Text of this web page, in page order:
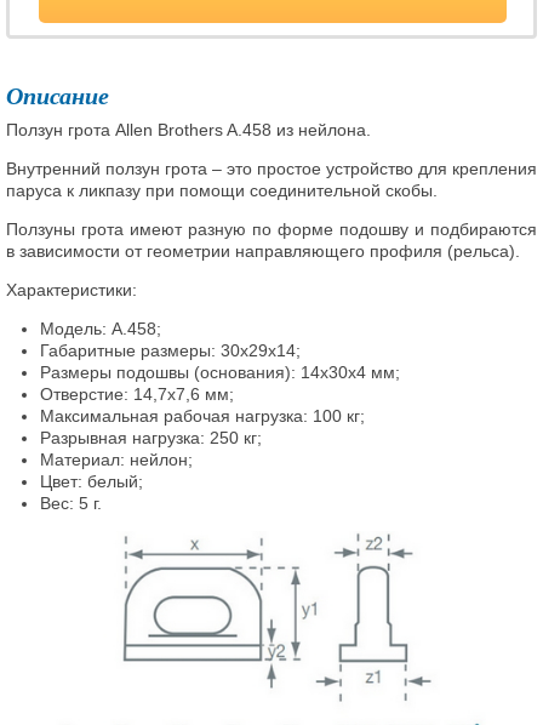
Описание
Ползун грота Allen Brothers A.458 из нейлона.
Внутренний ползун грота – это простое устройство для крепления
паруса к ликпазу при помощи соединительной скобы.
Ползуны грота имеют разную по форме подошву и подбираются
в зависимости от геометрии направляющего профиля (рельса).
Характеристики:
Модель: A.458;
Габаритные размеры: 30x29x14;
Размеры подошвы (основания): 14x30x4 мм;
Отверстие: 14,7x7,6 мм;
Максимальная рабочая нагрузка: 100 кг;
Разрывная нагрузка: 250 кг;
Материал: нейлон;
Цвет: белый;
Вес: 5 г.